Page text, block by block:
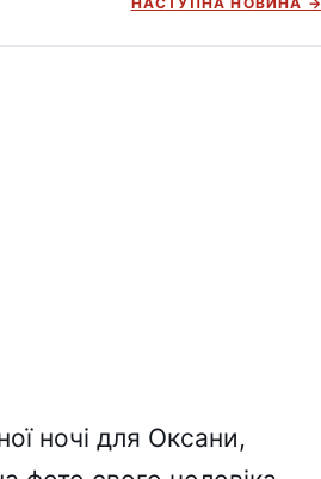
ночі для Оксани,